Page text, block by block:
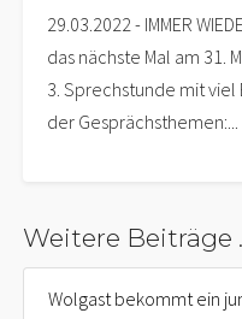
29.03.2022 - IMMER
das nächste Mal am 31.
3. Sprechstunde mit
der Gesprächsthemen:...
Weitere Beiträge
Wolgast bekommt ein